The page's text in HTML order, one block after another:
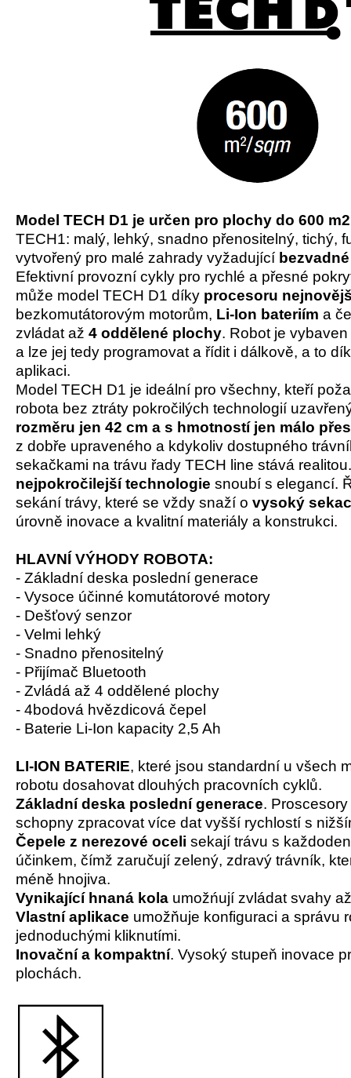
Model TECH D1 je určen pro plochy do 600 m2
TECH1: malý, lehký, snadno přenositelný, tichý,
vytvořený pro malé zahrady vyžadující
Efektivní provozní cykly pro rychlé a přesné
může model TECH D1 díky procesoru
bezkomutátorovým motorům, Li-Ion bateriím a
zvládat až 4 oddělené plochy. Robot je
a lze jej tedy programovat a řídit i dálkově, a to
aplikaci.
Model TECH D1 je ideální pro všechny, kteří
robota bez ztráty pokročilých technologií
rozměru jen 42 cm a s hmotností jen málo
z dobře upraveného a kdykoliv dostupného
sekačkami na trávu řady TECH line stává
nejpokročilejší technologie snoubí s elegancí.
sekání trávy, které se vždy snaží o vysoký
úrovně inovace a kvalitní materiály a konstrukci.
HLAVNÍ VÝHODY ROBOTA:
- Základní deska poslední generace
- Vysoce účinné komutátorové motory
- Dešťový senzor
- Velmi lehký
- Snadno přenositelný
- Přijímač Bluetooth
- Zvládá až 4 oddělené plochy
- 4bodová hvězdicová čepel
- Baterie Li-Ion kapacity 2,5 Ah
LI-ION BATERIE, které jsou standardní u všech
robotu dosahovat dlouhých pracovních cyklů.
Základní deska poslední generace.
schopny zpracovat více dat vyšší rychlostí s
Čepele z nerezové oceli sekají trávu s
účinkem, čímž zaručují zelený, zdravý trávník,
méně hnojiva.
Vynikající hnaná kola umožńují zvládat svahy
Vlastní aplikace umožňuje konfiguraci a správu
jednoduchými kliknutími.
Inovační a kompaktní. Vysoký stupeň inovace
plochách.